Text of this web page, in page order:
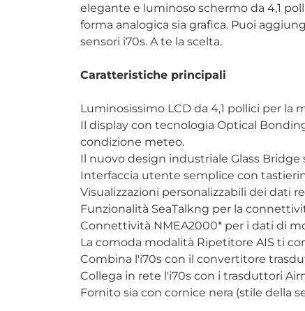
elegante e luminoso schermo da 4,1
forma analogica sia grafica. Puoi
sensori i70s. A te la scelta.
Caratteristiche principali
Luminosissimo LCD da 4,1 pollici per la
Il display con tecnologia Optical
condizione meteo.
Il nuovo design industriale Glass
Interfaccia utente semplice con
Visualizzazioni personalizzabili dei dati
Funzionalità SeaTalkng per la
Connettività NMEA2000* per i dati di
La comoda modalità Ripetitore AIS ti
Combina l'i70s con il convertitore
Collega in rete l'i70s con i trasduttori
Fornito sia con cornice nera (stile della